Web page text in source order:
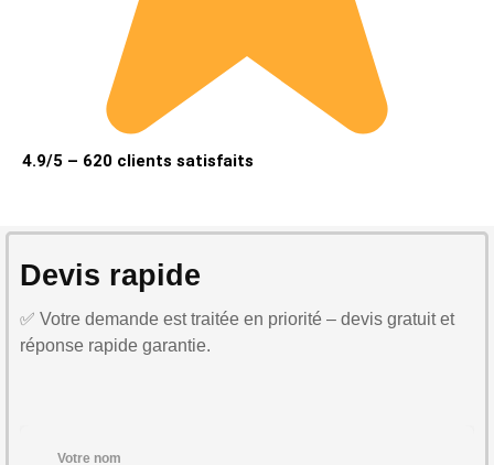
4.9/5 – 620 clients satisfaits
Devis rapide
✅ Votre demande est traitée en priorité – devis gratuit et
réponse rapide garantie.
Votre nom